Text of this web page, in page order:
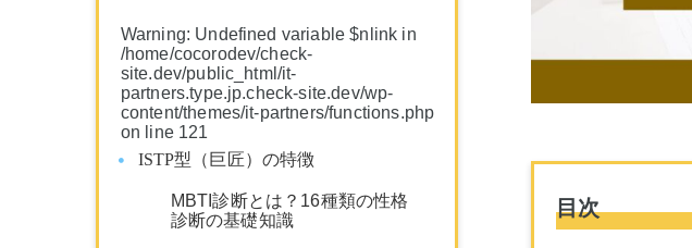
Warning: Undefined variable $nlink in
/home/cocorodev/check-
site.dev/public_html/it-
partners.type.jp.check-site.dev/wp-
content/themes/it-partners/functions.php
on line 121
ISTP型（巨匠）の特徴
MBTI診断とは？16種類の性格
診断の基礎知識
目次